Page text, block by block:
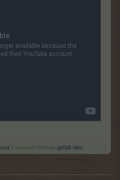
und 1 weiteren Person gefällt dies.